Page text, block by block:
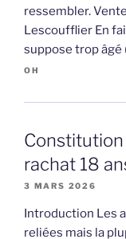
ressembler.
Lescoufflier En
suppose trop âgé
OH
rachat 18
3 MARS 2026
Introduction Les
reliées mais la